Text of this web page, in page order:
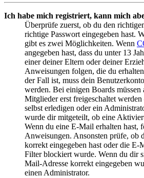
Ich habe mich registriert, kann mich
Überprüfe zuerst, ob du den
richtige Passwort eingegeben hast.
gibt es zwei Möglichkeiten. Wenn
angegeben hast, dass du unter 13
einer deiner Eltern oder deiner
Anweisungen folgen, die du
der Fall ist, muss dein
werden. Bei einigen Boards müssen
Mitglieder erst freigeschaltet
selbst erledigen oder ein
wurde dir mitgeteilt, ob eine
Wenn du eine E-Mail erhalten hast,
Anweisungen. Ansonsten prüfe, ob
korrekt eingegeben hast oder die E-
Filter blockiert wurde. Wenn du dir
Mail-Adresse korrekt eingegeben
einen Administrator.